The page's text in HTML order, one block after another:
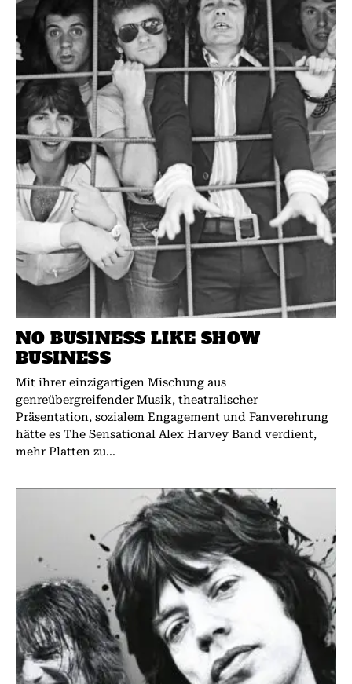
NO BUSINESS LIKE SHOW
BUSINESS
Mit ihrer einzigartigen Mischung aus
genreübergreifender Musik, theatralischer
Präsentation, sozialem Engagement und Fanverehrung
hätte es The Sensational Alex Harvey Band verdient,
mehr Platten zu...